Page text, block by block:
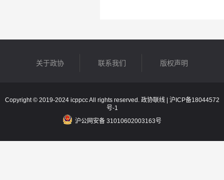
关于政协 联系我们 版权声明
Copyright © 2019-2024 icppcc All rights reserved. 政协联线 | 沪ICP备18044572
号-1
沪公网安备 31010602003163号